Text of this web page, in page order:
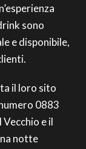
sono
e disponibile,
il loro sito
0883
e il
notte